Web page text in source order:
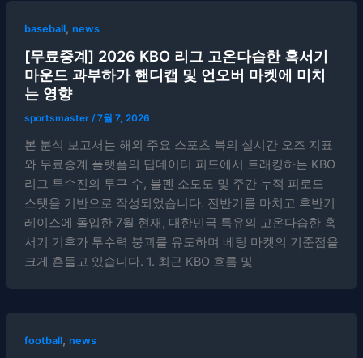
baseball, news
[무료중계] 2026 KBO 리그 고온다습한 혹서기
마운드 과부하가 핸디캡 및 언오버 마켓에 미치
는 영향
sportsmaster /7월 7, 2026
본 분석 보고서는 해외 주요 스포츠 북의 실시간 오즈 지표
와 무료중계 플랫폼의 딥데이터 피드에서 트래킹하는 KBO
리그 투수진의 투구 수, 불펜 소모도 및 주간 누적 피로도
스탯을 기반으로 작성되었습니다. 전반기를 마치고 후반기
레이스에 돌입한 7월 현재, 대한민국 특유의 고온다습한 혹
서기 기후가 투수력 붕괴를 유도하며 베팅 마켓의 기준점을
크게 흔들고 있습니다. 1. 최근 KBO 흐름 및
football, news